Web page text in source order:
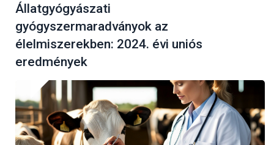
Állatgyógyászati
gyógyszermaradványok az
élelmiszerekben: 2024. évi uniós
eredmények